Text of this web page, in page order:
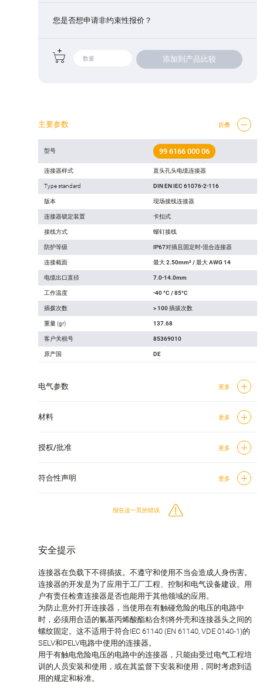
您是否想申请非约束性报价？
添加到产品比较
主要参数 折叠
型号 99 6166 000 06
连接器样式 直头孔头电缆连接器
Type standard DIN EN IEC 61076-2-116
版本 现场接线连接器
连接器锁定装置 卡扣式
接线方式 螺钉接线
防护等级 IP67对插且固定时-混合连接器
连接截面 最大 2.50mm² / 最大 AWG 14
电缆出口直径 7.0-14.0mm
工作温度 -40 °C / 85°C
插拨次数 > 100 插拔次数
重量 (gr) 137.68
客户关税号 85369010
原产国 DE
电气参数 更多
材料 更多
授权/批准 更多
符合性声明 更多
报告这一页的错误
安全提示
连接器在负载下不得插拔。不遵守和使用不当会造成人身伤害。
连接器的开发是为了应用于工厂工程、控制和电气设备建设。用
户有责任检查连接器是否也能用于其他领域的应用。
为防止意外打开连接器，当使用在有触碰危险的电压的电路中
时，必须用合适的氰基丙烯酸酯粘合剂将外壳和连接器头之间的
螺纹固定。这不适用于符合IEC 61140 (EN 61140, VDE 0140-1)的
SELV和PELV电路中使用的连接器。
用于有触电危险电压的电路中的连接器，只能由受过电气工程培
训的人员安装和使用，或在其监督下安装和使用，同时考虑到适
用的规定和标准。